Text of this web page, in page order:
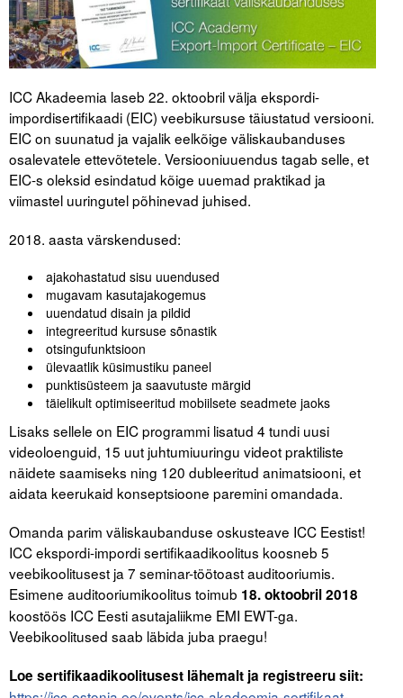
Publikatsioonid
Arvamus
Viidad
ICC WBO
ICC komisjonid
Videod
Kontakt
Liitu meililistiga
Oskusteave
Incoterms® 2020
Abimaterjalid
ICC Akadeemia laseb 22. oktoobril välja ekspordi-
impordisertifikaadi (EIC) veebikursuse täiustatud versiooni.
EIC on suunatud ja vajalik eelkõige väliskaubanduses
osalevatele ettevõtetele. Versiooniuuendus tagab selle, et
EIC-s oleksid esindatud kõige uuemad praktikad ja
viimastel uuringutel põhinevad juhised.
2018. aasta värskendused:
ajakohastatud sisu uuendused
mugavam kasutajakogemus
uuendatud disain ja pildid
integreeritud kursuse sõnastik
otsingufunktsioon
ülevaatlik küsimustiku paneel
punktisüsteem ja saavutuste märgid
täielikult optimiseeritud mobiilsete seadmete jaoks
Lisaks sellele on EIC programmi lisatud 4 tundi uusi
videoloenguid, 15 uut juhtumiuuringu videot praktiliste
näidete saamiseks ning 120 dubleeritud animatsiooni, et
aidata keerukaid konseptsioone paremini omandada.
Omanda parim väliskaubanduse oskusteave ICC Eestist!
ICC ekspordi-impordi sertifikaadikoolitus koosneb 5
veebikoolitusest ja 7 seminar-töötoast auditooriumis.
Esimene auditooriumikoolitus toimub 18. oktoobril 2018
koostöös ICC Eesti asutajaliikme EMI EWT-ga.
Veebikoolitused saab läbida juba praegu!
Loe sertifikaadikoolitusest lähemalt ja registreeru siit: